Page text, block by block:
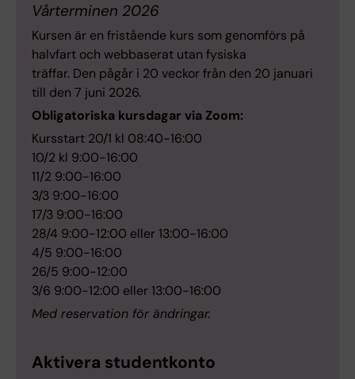
Vårterminen 2026
Kursen är en fristående kurs som genomförs på
halvfart och webbaserat utan fysiska
träffar. Den pågår i 20 veckor från den 20 januari
till den 7 juni 2026.
Obligatoriska kursdagar via Zoom:
Kursstart 20/1 kl 08:40-16:00
10/2 kl 9:00-16:00
11/2 9:00-16:00
3/3 9:00-16:00
17/3 9:00-16:00
28/4 9:00-12:00 eller 13:00-16:00
4/5 9:00-16:00
26/5 9:00-12:00
3/6 9:00-12:00 eller 13:00-16:00
Med reservation för ändringar.
Aktivera studentkonto